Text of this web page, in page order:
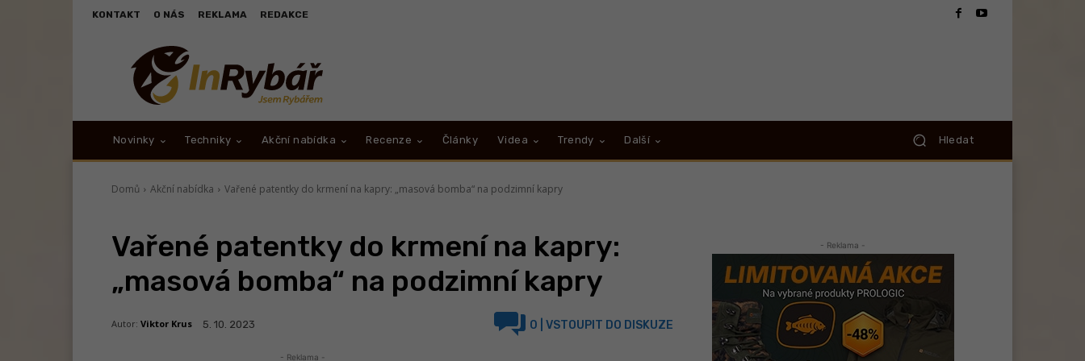
KONTAKT O NÁS REKLAMA REDAKCE
Novinky Techniky Akční nabídka Recenze Články Videa Trendy Další Hledat
Domů Akční nabídka Vařené patentky do krmení na kapry: „masová bomba“ na podzimní kapry
Vařené patentky do krmení na kapry:
„masová bomba“ na podzimní kapry
Autor: Viktor Krus 5. 10. 2023 0 | VSTOUPIT DO DISKUZE
- Reklama -
- Reklama -